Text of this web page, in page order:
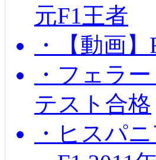
元F1王者
・【動画
・フェラ
テスト合格
・ヒスパ